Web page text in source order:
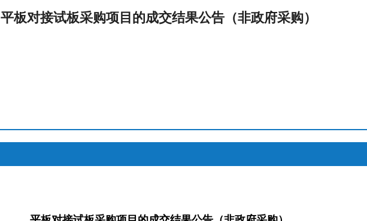
平板对接试板采购项目的成交结果公告（非政府采购）